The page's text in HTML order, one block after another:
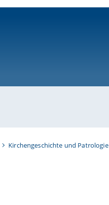
Kirchengeschichte und Patrologie